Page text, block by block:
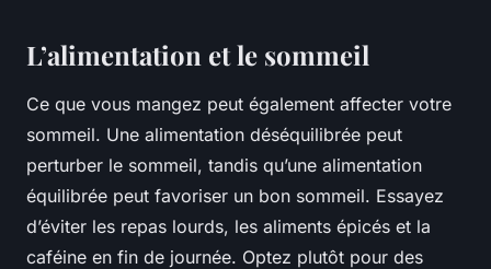
L’alimentation et le sommeil
Ce que vous mangez peut également affecter votre
sommeil. Une alimentation déséquilibrée peut
perturber le sommeil, tandis qu’une alimentation
équilibrée peut favoriser un bon sommeil. Essayez
d’éviter les repas lourds, les aliments épicés et la
caféine en fin de journée. Optez plutôt pour des